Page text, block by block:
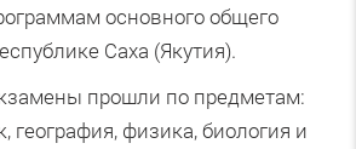
основного общего
Саха (Якутия).
прошли по предметам:
география, физика, биология и